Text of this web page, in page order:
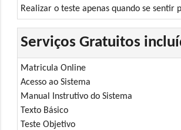
Realizar o teste apenas quando se sentir
Serviços Gratuitos
Matricula Online
Acesso ao Sistema
Manual Instrutivo do Sistema
Texto Básico
Teste Objetivo